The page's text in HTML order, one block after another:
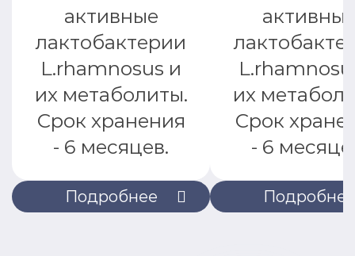
Подробнее
активные
лактобактерии
L.rhamnosus и
их метаболиты.
Срок хранения
- 6 месяцев.
Подробнее
их
Срок
- 6